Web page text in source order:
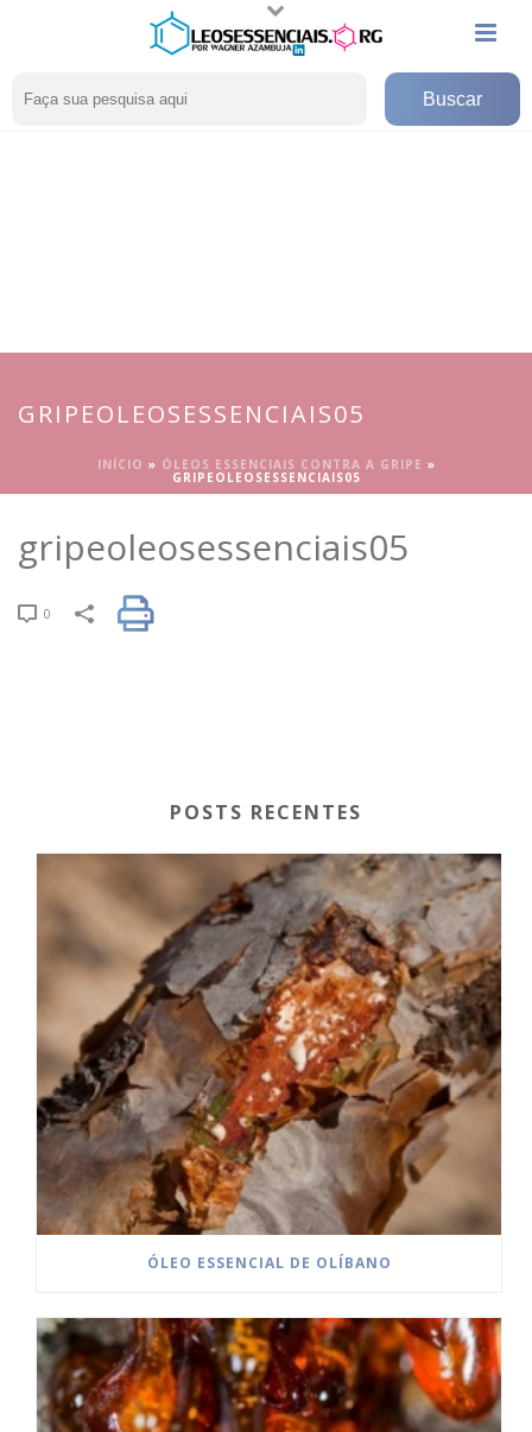
GRIPEOLEOSESSENCIAIS05
INÍCIO » ÓLEOS ESSENCIAIS CONTRA A GRIPE »
GRIPEOLEOSESSENCIAIS05
gripeoleosessenciais05
0
POSTS RECENTES
ÓLEO ESSENCIAL DE OLÍBANO